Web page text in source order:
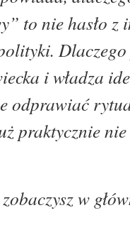
to nie hasło z
i władza
odprawiać
praktycznie
w